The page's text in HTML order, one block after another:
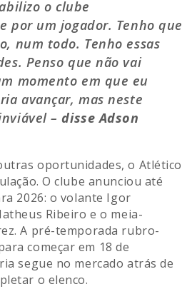
o clube
por um jogador. Tenho que
num todo. Tenho essas
Penso que não vai
momento em que eu
avançar, mas neste
–disse Adson
oportunidades, o Atlético
O clube anunciou até
2026: o volante Igor
Ribeiro e o meia-
A pré-temporada rubro-
começar em 18 de
segue no mercado atrás de
o elenco.